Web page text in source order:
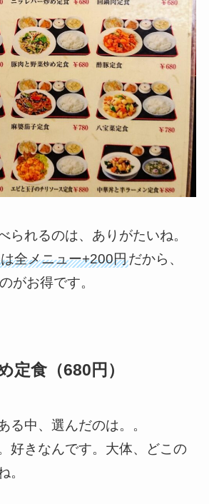
られるのは、ありがたいね。
全メニュー+200円だから、
がお得です。
定食（680円）
る中、選んだのは。。
好きなんです。大体、どこの
。